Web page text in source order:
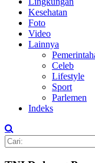
Kesehatan
Foto
Video
Lainnya
Celeb
Lifestyle
Sport
Parlemen
Indeks